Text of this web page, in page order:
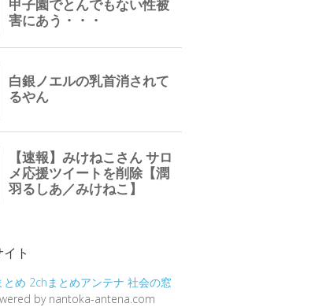
ト
とめ 2chまとめアンテナ 社会の窓
by nantoka-antena.com